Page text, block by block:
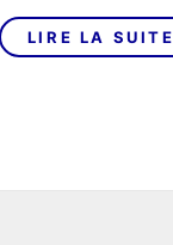
initial
était :
LIRE LA SUITE